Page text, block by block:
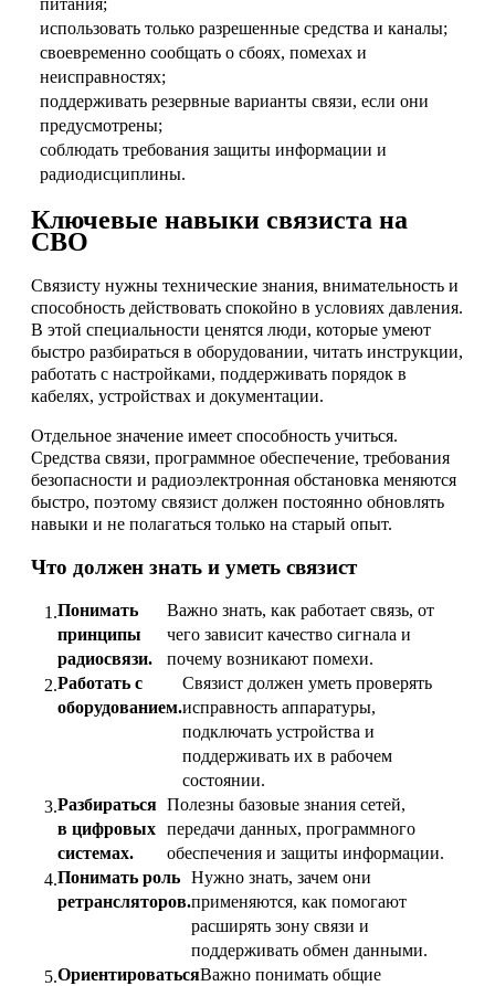
питания;
использовать только разрешенные средства и каналы;
своевременно сообщать о сбоях, помехах и
неисправностях;
поддерживать резервные варианты связи, если они
предусмотрены;
соблюдать требования защиты информации и
радиодисциплины.
Ключевые навыки связиста на
СВО
Связисту нужны технические знания, внимательность и
способность действовать спокойно в условиях давления.
В этой специальности ценятся люди, которые умеют
быстро разбираться в оборудовании, читать инструкции,
работать с настройками, поддерживать порядок в
кабелях, устройствах и документации.
Отдельное значение имеет способность учиться.
Средства связи, программное обеспечение, требования
безопасности и радиоэлектронная обстановка меняются
быстро, поэтому связист должен постоянно обновлять
навыки и не полагаться только на старый опыт.
Что должен знать и уметь связист
Понимать
принципы
радиосвязи.
Важно знать, как работает связь, от
чего зависит качество сигнала и
почему возникают помехи.
Работать с
оборудованием.
Связист должен уметь проверять
исправность аппаратуры,
подключать устройства и
поддерживать их в рабочем
состоянии.
Разбираться
в цифровых
системах.
Полезны базовые знания сетей,
передачи данных, программного
обеспечения и защиты информации.
Понимать роль
ретрансляторов.
Нужно знать, зачем они
применяются, как помогают
расширять зону связи и
поддерживать обмен данными.
ОриентироватьсяВажно понимать общие